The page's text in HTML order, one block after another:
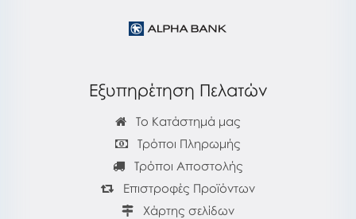
Εξυπηρέτηση Πελατών
Το Κατάστημά μας
Τρόποι Πληρωμής
Τρόποι Αποστολής
Επιστροφές Προϊόντων
Χάρτης σελίδων